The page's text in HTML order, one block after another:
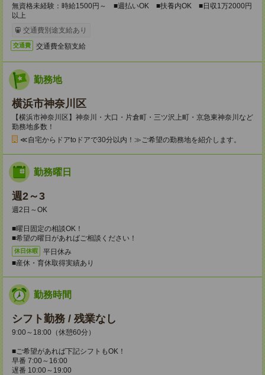
無資格未経験：時給1500円～ ■週払いOK ■扶養内OK ■日収1万2000円
以上
交通費別途支給あり
交通費 交通費全額支給
勤務地
横浜市神奈川区
【横浜市神奈川区】神奈川・大口・片倉町・三ツ沢上町・京急東神奈川など
勤務地多数！
≪自宅からドアtoドアで30分以内！≫ご希望の勤務地を紹介します。
勤務曜日
週2～3
週2日～OK
■曜日固定の相談OK！
■希望の曜日があればご相談ください！
休日休暇
平日休み
■産休・育休取得実績あり
勤務時間
シフト勤務 / 残業なし
9:00～18:00（休憩60分）
■ご希望があれば下記シフトもOK！
早番 7:00～16:00
遅番 10:00～19:00